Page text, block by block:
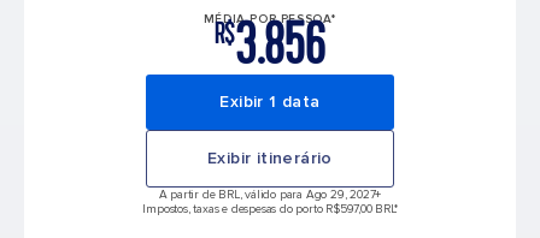
MÉDIA POR PESSOA*
R$3.856
Exibir 1 data
Exibir itinerário
A partir de BRL, válido para Ago 29, 2027+
Impostos, taxas e despesas do porto R$597,00 BRL*